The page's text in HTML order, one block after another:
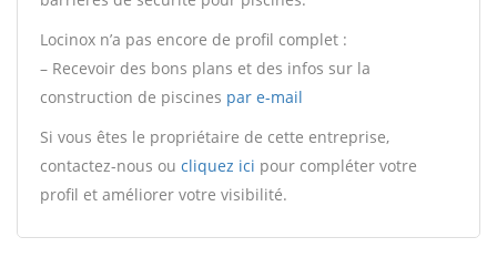
Locinox n’a pas encore de profil complet :
– Recevoir des bons plans et des infos sur la
construction de piscines par e-mail
Si vous êtes le propriétaire de cette entreprise,
contactez-nous ou cliquez ici pour compléter votre
profil et améliorer votre visibilité.